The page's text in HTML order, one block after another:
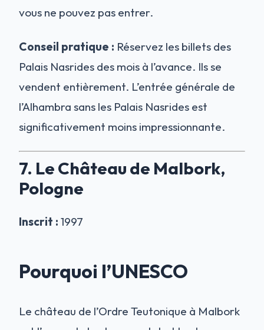
vous ne pouvez pas entrer.
Conseil pratique : Réservez les billets des
Palais Nasrides des mois à l’avance. Ils se
vendent entièrement. L’entrée générale de
l’Alhambra sans les Palais Nasrides est
significativement moins impressionnante.
7. Le Château de Malbork,
Pologne
Inscrit : 1997
Pourquoi l’UNESCO
Le château de l’Ordre Teutonique à Malbork